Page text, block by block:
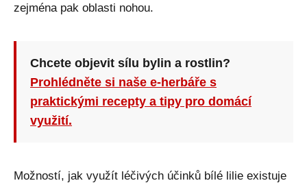
zejména pak oblasti nohou.
Chcete objevit sílu bylin a rostlin?
Prohlédněte si naše e-herbáře s
praktickými recepty a tipy pro domácí
využití.
Možností, jak využít léčivých účinků bílé lilie existuje